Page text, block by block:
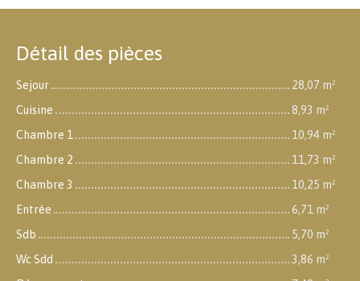
Détail des pièces
Sejour
28,07 m²
Cuisine
8,93 m²
Chambre 1
10,94 m²
Chambre 2
11,73 m²
Chambre 3
10,25 m²
Entrée
6,71 m²
Sdb
5,70 m²
Wc Sdd
3,86 m²